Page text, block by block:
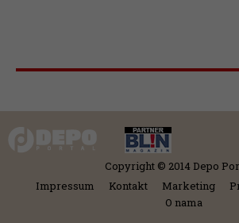
Copyright © 2014 Depo
Impressum
Kontakt Marketing
O nama